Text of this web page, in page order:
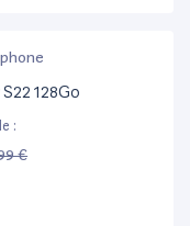
128Go
:
€